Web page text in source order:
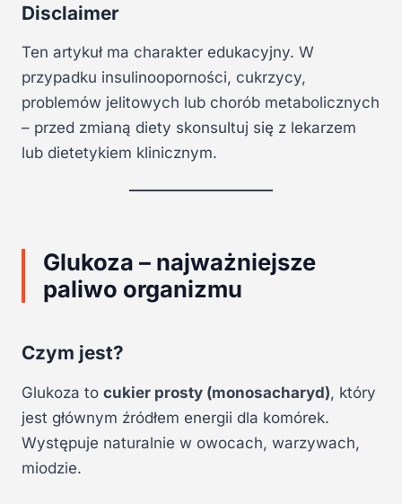
Disclaimer
Ten artykuł ma charakter edukacyjny. W
przypadku insulinooporności, cukrzycy,
problemów jelitowych lub chorób metabolicznych
– przed zmianą diety skonsultuj się z lekarzem
lub dietetykiem klinicznym.
Glukoza – najważniejsze
paliwo organizmu
Czym jest?
Glukoza to cukier prosty (monosacharyd), który
jest głównym źródłem energii dla komórek.
Występuje naturalnie w owocach, warzywach,
miodzie.